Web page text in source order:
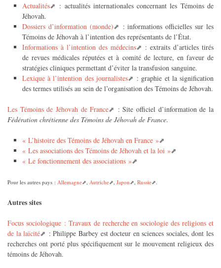
Actualités
: actualités internationales concernant les Témoins de
Jéhovah.
Dossiers d’information (monde)
: informations officielles sur les
Témoins de Jéhovah à l’intention des représentants de l’État.
Informations à l’intention des médecins
: extraits d’articles tirés
de revues médicales réputées et à comité de lecture, en faveur de
stratégies cliniques permettant d’éviter la transfusion sanguine.
Lexique à l’intention des journalistes
: graphie et la signification
des termes utilisés au sein de l’organisation des Témoins de Jéhovah.
Les Témoins de Jéhovah de France
: Site officiel d’information de la
Fédération chrétienne des Témoins de Jéhovah de France.
« L’histoire des Témoins de Jéhovah en France »
« Les associations des Témoins de Jéhovah et la loi »
« Le fonctionnement des associations »
Pour les autres pays : Allemagne Autriche Japon Russie
Autres sites
Focus sociologique : Travaux de recherche en sociologie des religions et
de la laïcité
: Philippe Barbey est docteur en sciences sociales, dont les
recherches ont porté plus spécifiquement sur le mouvement religieux des
témoins de Jéhovah.